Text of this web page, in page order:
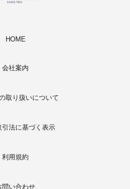
HOME
会社案内
取り扱いについて
引法に基づく表示
利用規約
問い合わせ